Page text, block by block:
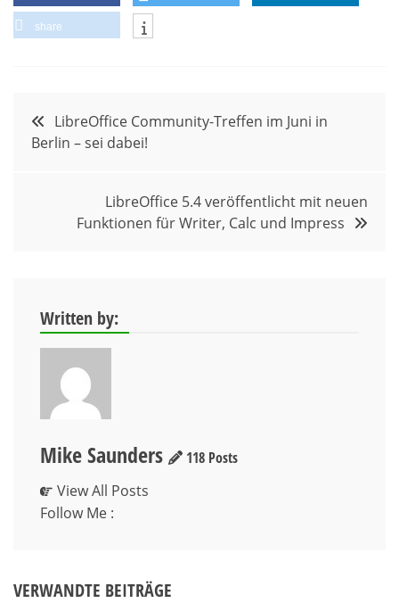
share
Beitragsnavigation
LibreOffice Community-Treffen im Juni in
Berlin – sei dabei!
LibreOffice 5.4 veröffentlicht mit neuen
Funktionen für Writer, Calc und Impress
Written by:
Mike Saunders
118 Posts
View All Posts
Follow Me :
VERWANDTE BEITRÄGE